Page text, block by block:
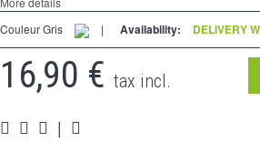
Pièces
Reseller program - LIVOLO France Official
Couleur Gris
| Availability: DELIVERY
16,90 € tax incl.
|